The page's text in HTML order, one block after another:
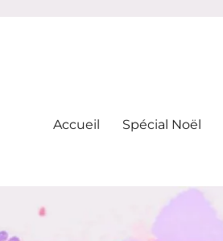
Accueil Spécial Noël